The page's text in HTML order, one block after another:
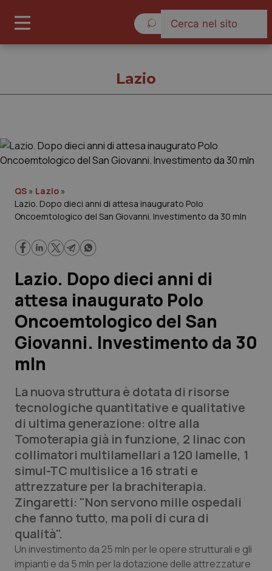
Governo e Parlamento
Regioni e Asl
Lavoro e Professioni
Scienza e Farmaci
Studi e Analisi
Lettere al direttore
Edizioni Regionali
QS Pro
Professionisti Sanitari.AI
Abruzzo
Basilicata
Calabria
QS Pro Gold
Artrite & artrosi
Asma & BPCO
QS Club Newsletter
Lazio
QS » Lazio »
Lazio. Dopo dieci anni di attesa inaugurato Polo
Oncoemtologico del San Giovanni. Investimento da 30 mln
Lazio. Dopo dieci anni di
attesa inaugurato Polo
Oncoemtologico del San
Giovanni. Investimento da 30
mln
La nuova struttura è dotata di risorse
tecnologiche quantitative e qualitative
di ultima generazione: oltre alla
Tomoterapia già in funzione, 2 linac con
collimatori multilamellari a 120 lamelle, 1
simul-TC multislice a 16 strati e
attrezzature per la brachiterapia.
Zingaretti: "Non servono mille ospedali
che fanno tutto, ma poli di cura di
qualità".
Un investimento da 25 mln per le opere strutturali e gli
impianti e da 5 mln per la dotazione delle attrezzature